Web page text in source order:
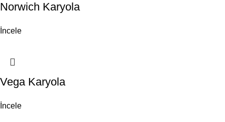
Norwich Karyola
İncele
Vega Karyola
İncele